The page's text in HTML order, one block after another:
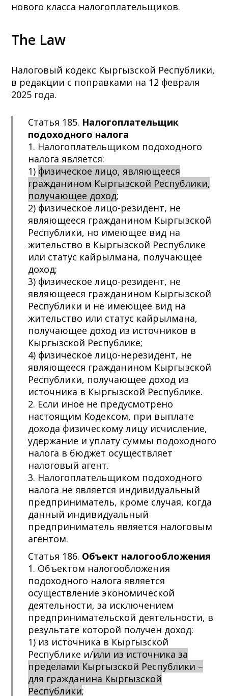
нового класса налогоплательщиков.
The Law
Налоговый кодекс Кыргызской Республики,
в редакции с поправками на 12 февраля
2025 года.
Статья 185. Налогоплательщик
подоходного налога
1. Налогоплательщиком подоходного
налога является:
1) физическое лицо, являющееся
гражданином Кыргызской Республики,
получающее доход;
2) физическое лицо-резидент, не
являющееся гражданином Кыргызской
Республики, но имеющее вид на
жительство в Кыргызской Республике
или статус кайрылмана, получающее
доход;
3) физическое лицо-резидент, не
являющееся гражданином Кыргызской
Республики и не имеющее вид на
жительство или статус кайрылмана,
получающее доход из источников в
Кыргызской Республике;
4) физическое лицо-нерезидент, не
являющееся гражданином Кыргызской
Республики, получающее доход из
источника в Кыргызской Республике.
2. Если иное не предусмотрено
настоящим Кодексом, при выплате
дохода физическому лицу исчисление,
удержание и уплату суммы подоходного
налога в бюджет осуществляет
налоговый агент.
3. Налогоплательщиком подоходного
налога не является индивидуальный
предприниматель, кроме случая, когда
данный индивидуальный
предприниматель является налоговым
агентом.
Статья 186. Объект налогообложения
1. Объектом налогообложения
подоходного налога является
осуществление экономической
деятельности, за исключением
предпринимательской деятельности, в
результате которой получен доход:
1) из источника в Кыргызской
Республике и/или из источника за
пределами Кыргызской Республики –
для гражданина Кыргызской
Республики;